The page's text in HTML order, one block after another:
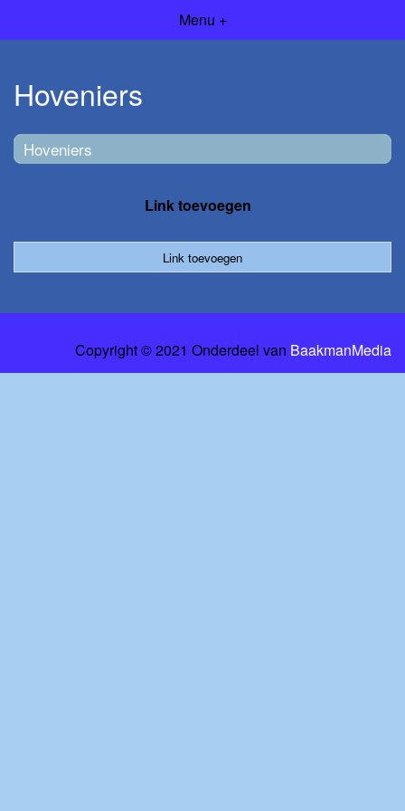
Menu +
Hoveniers
Hoveniers
Link toevoegen
Link toevoegen
Copyright © 2021 Onderdeel van BaakmanMedia